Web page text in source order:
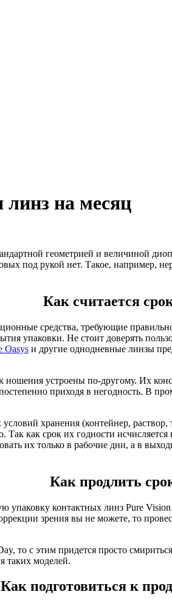
на месяц
геометрией и величиной
под рукой нет. Такое, например,
Как считается
средства, требующие
упаковки. Не стоит доверять
Oasys и другие однодневные линзы
устроены по-другому. Их
постепенно приходя в негодность.
хранения (контейнер,
Так как срок их годности
их только в рабочие дни, а в
Как продлить
упаковку контактных линз Pure
зрения вы не можете, то
то с этим придется просто
таких моделей.
Как подготовиться к